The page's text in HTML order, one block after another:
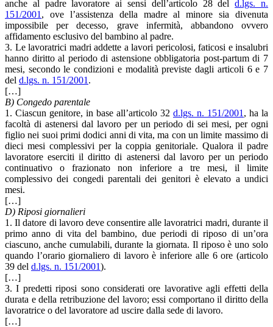
anche al padre lavoratore ai sensi dell’articolo 28 deld.lgs. n.
151/2001 , ove l’assistenza della madre al minore sia divenuta
impossibile per decesso, grave infermità, abbandono ovvero
affidamento esclusivo del bambino al padre.
3. Le lavoratrici madri addette a lavori pericolosi, faticosi e insalubri
hanno diritto al periodo di astensione obbligatoria post-partum di 7
mesi, secondo le condizioni e modalità previste dagli articoli 6 e 7
del d.lgs. n. 151/2001 .
[…]
B) Congedo parentale
1. Ciascun genitore, in base all’articolo 32 d.lgs. n. 151/2001 , ha la
facoltà di astenersi dal lavoro per un periodo di sei mesi, per ogni
figlio nei suoi primi dodici anni di vita, ma con un limite massimo di
dieci mesi complessivi per la coppia genitoriale. Qualora il padre
lavoratore eserciti il diritto di astenersi dal lavoro per un periodo
continuativo o frazionato non inferiore a tre mesi, il limite
complessivo dei congedi parentali dei genitori è elevato a undici
mesi.
[…]
D) Riposi giornalieri
1. Il datore di lavoro deve consentire alle lavoratrici madri, durante il
primo anno di vita del bambino, due periodi di riposo di un’ora
ciascuno, anche cumulabili, durante la giornata. Il riposo è uno solo
quando l’orario giornaliero di lavoro è inferiore alle 6 ore (articolo
39 del d.lgs. n. 151/2001).
[…]
3. I predetti riposi sono considerati ore lavorative agli effetti della
durata e della retribuzione del lavoro; essi comportano il diritto della
lavoratrice o del lavoratore ad uscire dalla sede di lavoro.
[…]